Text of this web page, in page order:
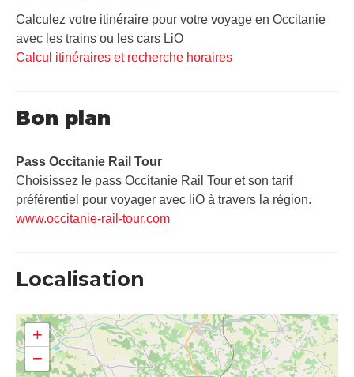
Calculez votre itinéraire pour votre voyage en Occitanie
avec les trains ou les cars LiO
Calcul itinéraires et recherche horaires
Bon plan
Pass Occitanie Rail Tour​
Choisissez le pass Occitanie Rail Tour et son tarif
préférentiel pour voyager avec liO à travers la région.
www.occitanie-rail-tour.com
Localisation
+
−